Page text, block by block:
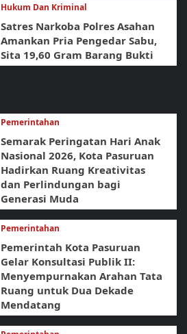
Hukum Dan Kriminal
Satres Narkoba Polres Asahan
Amankan Pria Pengedar Sabu,
Sita 19,60 Gram Barang Bukti
Pemerintahan
Semarak Peringatan Hari Anak
Nasional 2026, Kota Pasuruan
Hadirkan Ruang Kreativitas
dan Perlindungan bagi
Generasi Muda
Pemerintahan
Pemerintah Kota Pasuruan
Gelar Konsultasi Publik II:
Menyempurnakan Arahan Tata
Ruang untuk Dua Dekade
Mendatang